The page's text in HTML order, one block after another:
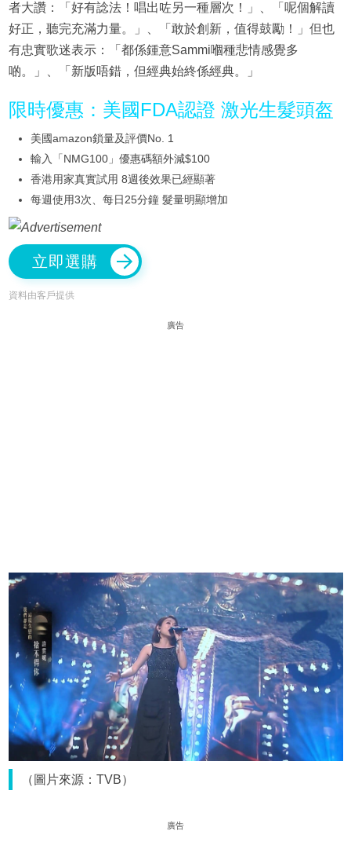
者大讚：「好有諗法！唱出咗另一種層次！」、「呢個解讀
好正，聽完充滿力量。」、「敢於創新，值得鼓勵！」但也
有忠實歌迷表示：「都係鍾意Sammi嗰種悲情感覺多
啲。」、「新版唔錯，但經典始終係經典。」
限時優惠：美國FDA認證 激光生髮頭盔
美國amazon鎖量及評價No. 1
輸入「NMG100」優惠碼額外減$100
香港用家真實試用 8週後效果已經顯著
每週使用3次、每日25分鐘 髮量明顯增加
立即選購
資料由客戶提供
廣告
（圖片來源：TVB）
廣告